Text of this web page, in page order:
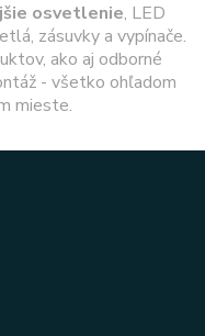
osvetlenie, LED
zásuvky a vypínače.
ako aj odborné
- všetko ohľadom
mieste.